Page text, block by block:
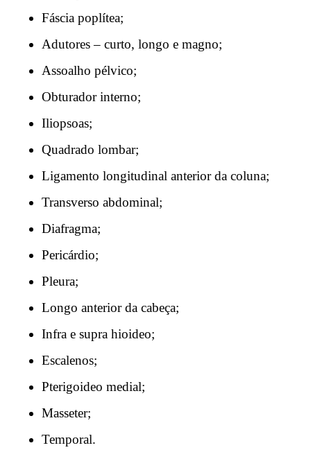
Fáscia poplítea;
Adutores – curto, longo e magno;
Assoalho pélvico;
Obturador interno;
Iliopsoas;
Quadrado lombar;
Ligamento longitudinal anterior da coluna;
Transverso abdominal;
Diafragma;
Pericárdio;
Pleura;
Longo anterior da cabeça;
Infra e supra hioideo;
Escalenos;
Pterigoideo medial;
Masseter;
Temporal.